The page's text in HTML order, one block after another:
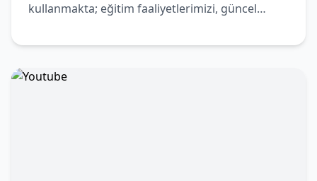
kullanmakta; eğitim faaliyetlerimizi, güncel
dijital platformlar üzerinden de
medya hesaplarımızdan takip ederek